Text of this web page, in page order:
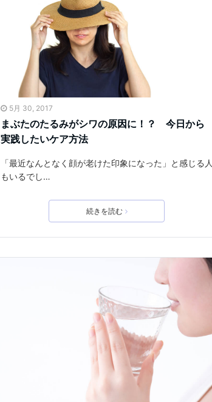
5月 30, 2017
まぶたのたるみがシワの原因に！？ 今日から
実践したいケア方法
「最近なんとなく顔が老けた印象になった」と感じる人
もいるでし…
続きを読む